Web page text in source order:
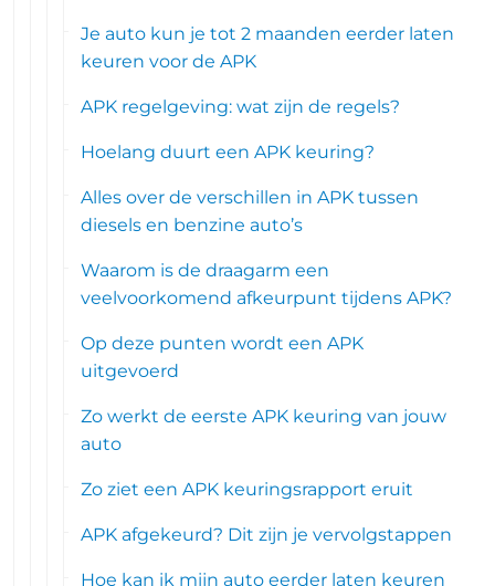
Je auto kun je tot 2 maanden eerder laten
keuren voor de APK
APK regelgeving: wat zijn de regels?
Hoelang duurt een APK keuring?
Alles over de verschillen in APK tussen
diesels en benzine auto’s
Waarom is de draagarm een
veelvoorkomend afkeurpunt tijdens APK?
Op deze punten wordt een APK
uitgevoerd
Zo werkt de eerste APK keuring van jouw
auto
Zo ziet een APK keuringsrapport eruit
APK afgekeurd? Dit zijn je vervolgstappen
Hoe kan ik mijn auto eerder laten keuren